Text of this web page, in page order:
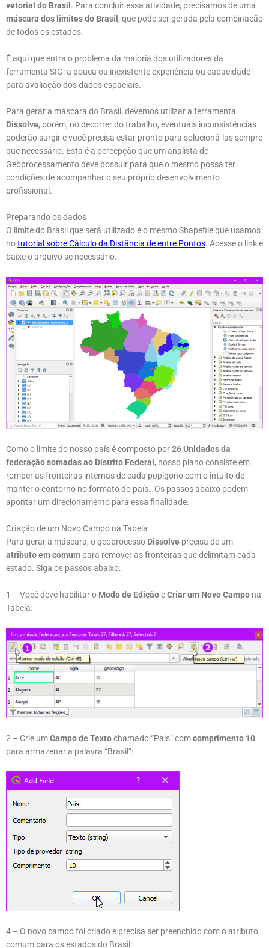
vetorial do Brasil . Para concluir essa atividade, precisamos de uma
máscara dos limites do Brasil , que pode ser gerada pela combinação
de todos os estados.
É aqui que entra o problema da maioria dos utilizadores da
ferramenta SIG: a pouca ou inexistente experiência ou capacidade
para avaliação dos dados espaciais.
Para gerar a máscara do Brasil, devemos utilizar a ferramenta
Dissolve, porém, no decorrer do trabalho, eventuais inconsistências
poderão surgir e você precisa estar pronto para solucioná-las sempre
que necessário. Esta é a percepção que um analista de
Geoprocessamento deve possuir para que o mesmo possa ter
condições de acompanhar o seu próprio desenvolvimento
profissional.
Preparando os dados
O limite do Brasil que será utilizado é o mesmo Shapefile que usamos
notutorial sobre Cálculo da Distância de entre Pontos. Acesse o link e
baixe o arquivo se necessário.
Como o limite do nosso país é composto por26 Unidades da
federação somadas ao Distrito Federal , nosso plano consiste em
romper as fronteiras internas de cada popígono com o intuito de
manter o contorno no formato do país. Os passos abaixo podem
apontar um direcionamento para essa finalidade.
Criação de um Novo Campo na Tabela
Para gerar a máscara, o geoprocesso Dissolve precisa de um
atributo em comum para remover as fronteiras que delimitam cada
estado. Siga os passos abaixo:
1 – Você deve habilitar o Modo de EdiçãoeCriar um Novo Campo na
Tabela:
2 – Crie umCampo de Textochamado “Pais” comcomprimento 10
para armazenar a palavra “Brasil”:
4 – O novo campo foi criado e precisa ser preenchido com o atributo
comum para os estados do Brasil: